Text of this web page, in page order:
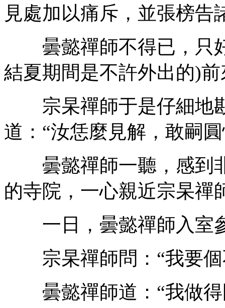
見處加以痛斥，並張榜告
曇懿禪師不得已，只
結夏期間是不許外出的)
宗杲禪師于是仔細地
道：“汝恁麼見解，敢嗣
曇懿禪師一聽，感到
的寺院，一心親近宗杲禪
一日，曇懿禪師入室
宗杲禪師問：“我要個
曇懿禪師道：“我做得